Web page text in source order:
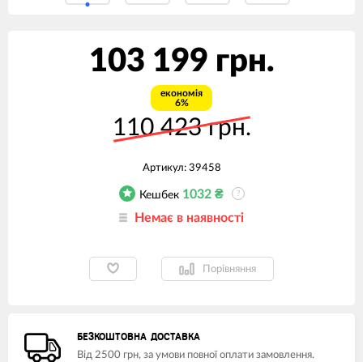
103 199 грн.
економія
6%
110 423 грн.
Артикул: 39458
Кешбек 1032₴ ?
Немає в наявності
Порівняння
БЕЗКОШТОВНА ДОСТАВКА
Від 2500 грн, за умови повної оплати замовлення.